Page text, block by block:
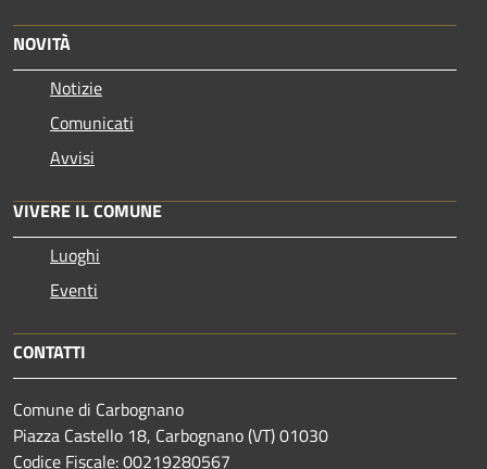
NOVITÀ
Notizie
Comunicati
Avvisi
VIVERE IL COMUNE
Luoghi
Eventi
CONTATTI
Comune di Carbognano
Piazza Castello 18, Carbognano (VT) 01030
Codice Fiscale: 00219280567